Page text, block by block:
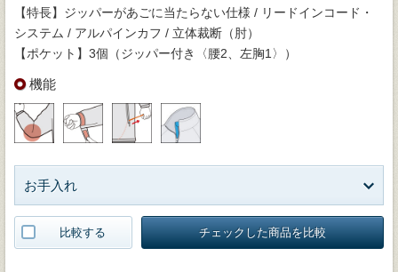
【特長】ジッパーがあごに当たらない仕様 / リードインコード・
システム / アルパインカフ / 立体裁断（肘）
【ポケット】3個（ジッパー付き〈腰2、左胸1〉）
機能
お手入れ
比較する チェックした商品を比較